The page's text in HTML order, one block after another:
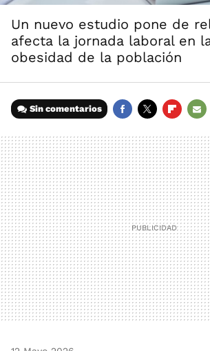
Un nuevo estudio pone de
afecta la jornada laboral en
obesidad de la población
Sin comentarios
MAIL